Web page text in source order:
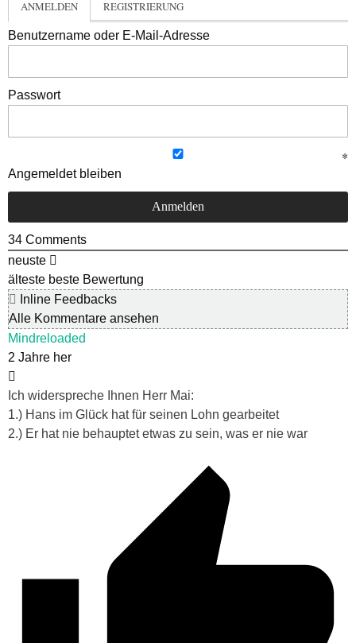
ANMELDEN REGISTRIERUNG
Benutzername oder E-Mail-Adresse
Passwort
Angemeldet bleiben
34 Comments
neuste
älteste beste Bewertung
Inline Feedbacks
Alle Kommentare ansehen
Mindreloaded
2 Jahre her
Ich widerspreche Ihnen Herr Mai:
1.) Hans im Glück hat für seinen Lohn gearbeitet
2.) Er hat nie behauptet etwas zu sein, was er nie war